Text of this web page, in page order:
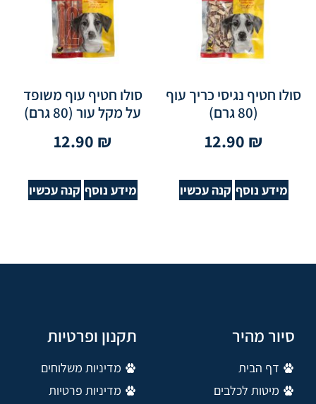
סולו חטיף נגיסי כריך עוף
(80 גרם)
12.90 ₪
מידע נוסף קנה עכשיו
סולו חטיף עוף משופד
על מקל עור (80 גרם)
12.90 ₪
מידע נוסף קנה עכשיו
סיור מהיר
דף הבית
מיטות לכלבים
תקנון ופרטיות
מדיניות משלוחים
מדיניות פרטיות